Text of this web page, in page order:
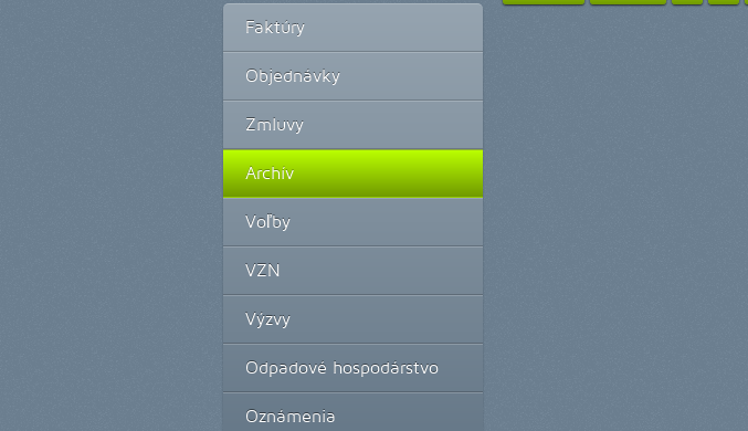
Faktúry
Objednávky
Zmluvy
Archív
Voľby
VZN
Výzvy
Odpadové hospodárstvo
Oznámenia